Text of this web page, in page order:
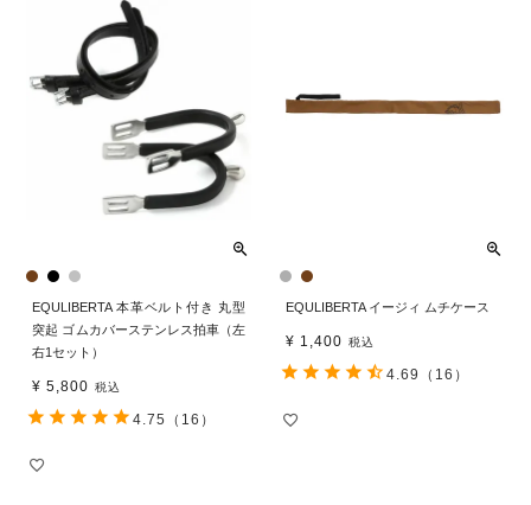
EQULIBERTA 本革ベルト付き 丸型
突起 ゴムカバーステンレス拍車（左
右1セット）
¥ 5,800 税込
4.75 （16）
EQULIBERTA イージィ ムチケース
¥ 1,400 税込
4.69 （16）